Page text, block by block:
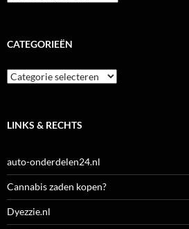
CATEGORIEËN
Categorieën
LINKS & RECHTS
auto-onderdelen24.nl
Cannabis zaden kopen?
Dyezzie.nl